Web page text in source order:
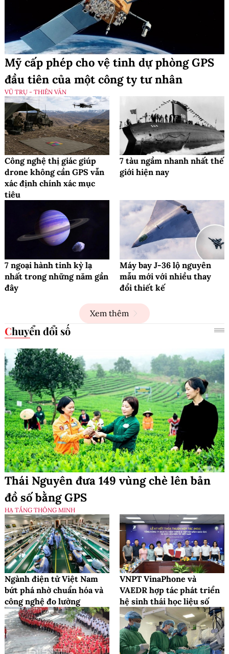
Mỹ cấp phép cho vệ tinh dự phòng GPS
đầu tiên của một công ty tư nhân
VŨ TRỤ - THIÊN VĂN
Công nghệ thị giác giúp
drone không cần GPS vẫn
xác định chính xác mục
tiêu
7 tàu ngầm nhanh nhất thế
giới hiện nay
7 ngoại hành tinh kỳ lạ
nhất trong những năm gần
đây
Máy bay J-36 lộ nguyên
mẫu mới với nhiều thay
đổi thiết kế
Xem thêm
Chuyển đổi số
Thái Nguyên đưa 149 vùng chè lên bản
đồ số bằng GPS
HẠ TẦNG THÔNG MINH
Ngành điện tử Việt Nam
bứt phá nhờ chuẩn hóa và
công nghệ đo lường
VNPT VinaPhone và
VAEDR hợp tác phát triển
hệ sinh thái học liệu số